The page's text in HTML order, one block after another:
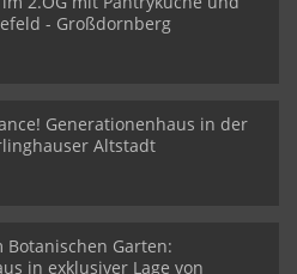
- Großdornberg
Generationenhaus in der
Altstadt
Botanischen Garten:
in exklusiver Lage von